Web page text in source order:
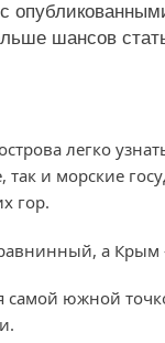
шансов
легко
так и морские
гор.
равнинный, а
самой южной